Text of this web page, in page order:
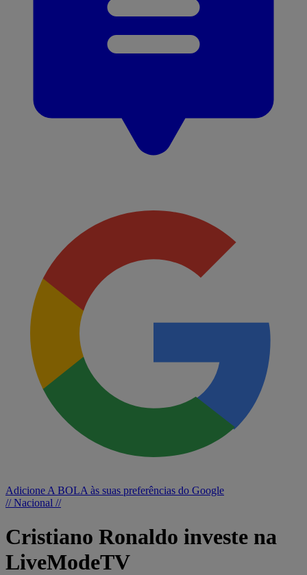
Adicione A BOLA às suas preferências do Google
// Nacional //
Cristiano Ronaldo investe na
LiveModeTV